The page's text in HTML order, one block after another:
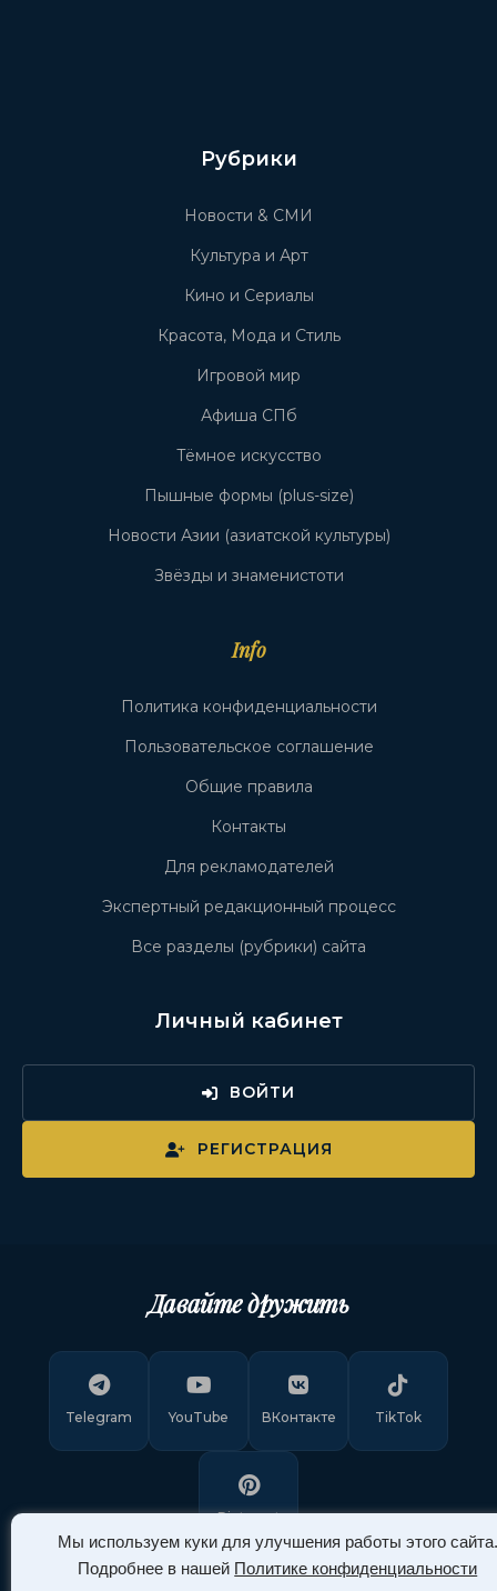
Мы используем куки для улучшения работы этого сайта.
Подробнее в нашей Политике конфиденциальности
Рубрики
Новости & СМИ
Культура и Арт
Кино и Сериалы
Красота, Мода и Стиль
Игровой мир
Афиша СПб
Тёмное искусство
Пышные формы (plus-size)
Новости Азии (азиатской культуры)
Звёзды и знаменистоти
Info
Политика конфиденциальности
Пользовательское соглашение
Общие правила
Контакты
Для рекламодателей
Экспертный редакционный процесс
Все разделы (рубрики) сайта
Личный кабинет
ВОЙТИ
РЕГИСТРАЦИЯ
Давайте дружить
Telegram YouTube ВКонтакте TikTok
Pinterest